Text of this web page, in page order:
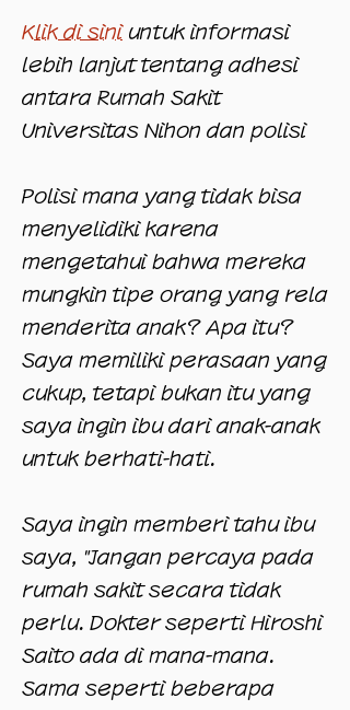
Klik di siniuntuk informasi
lebih lanjut tentang adhesi
antara Rumah Sakit
Universitas Nihon dan polisi
Polisi mana yang tidak bisa
menyelidiki karena
mengetahui bahwa mereka
mungkin tipe orang yang rela
menderita anak? Apa itu?
Saya memiliki perasaan yang
cukup, tetapi bukan itu yang
saya ingin ibu dari anak-anak
untuk berhati-hati.
Saya ingin memberi tahu ibu
saya, "Jangan percaya pada
rumah sakit secara tidak
perlu. Dokter seperti Hiroshi
Saito ada di mana-mana.
Sama seperti beberapa